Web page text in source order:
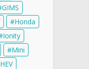
GIMS
Honda
Ionity
Mini